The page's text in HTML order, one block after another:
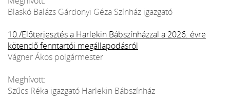
Blaskó Balázs Gárdonyi Géza Színház igazgató
10./Előterjesztés a Harlekin Bábszínházzal a 2026. évre
kötendő fenntartói megállapodásról
Vágner Ákos polgármester
Meghívott:
Szűcs Réka igazgató Harlekin Bábszínház